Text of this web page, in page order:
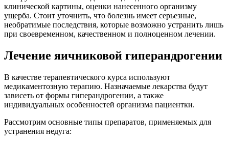
клинической картины, оценки нанесенного организму
ущерба. Стоит уточнить, что болезнь имеет серьезные,
необратимые последствия, которые возможно устранить лишь
при своевременном, качественном и полноценном лечении.
Лечение яичниковой гиперандрогении
В качестве терапевтического курса используют
медикаментозную терапию. Назначаемые лекарства будут
зависеть от формы гиперандрогении, а также
индивидуальных особенностей организма пациентки.
Рассмотрим основные типы препаратов, применяемых для
устранения недуга: